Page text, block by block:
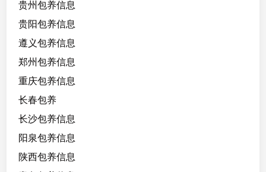
贵州包养信息
贵阳包养信息
遵义包养信息
郑州包养信息
重庆包养信息
长春包养
长沙包养信息
阳泉包养信息
陕西包养信息